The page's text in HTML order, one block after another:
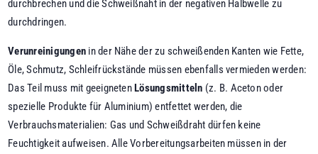
durchbrechen und die Schweißnaht in der negativen Halbwelle zu
durchdringen.
Verunreinigungen in der Nähe der zu schweißenden Kanten wie Fette,
Öle, Schmutz, Schleifrückstände müssen ebenfalls vermieden werden:
Das Teil muss mit geeignetenLösungsmitteln (z. B. Aceton oder
spezielle Produkte für Aluminium) entfettet werden, die
Verbrauchsmaterialien: Gas und Schweißdraht dürfen keine
Feuchtigkeit aufweisen. Alle Vorbereitungsarbeiten müssen in der